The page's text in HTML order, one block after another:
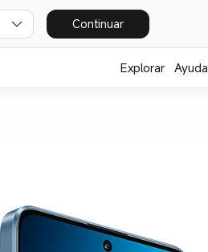
Continuar
Explorar Ayuda